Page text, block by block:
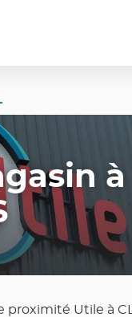
à
proximité Utile à